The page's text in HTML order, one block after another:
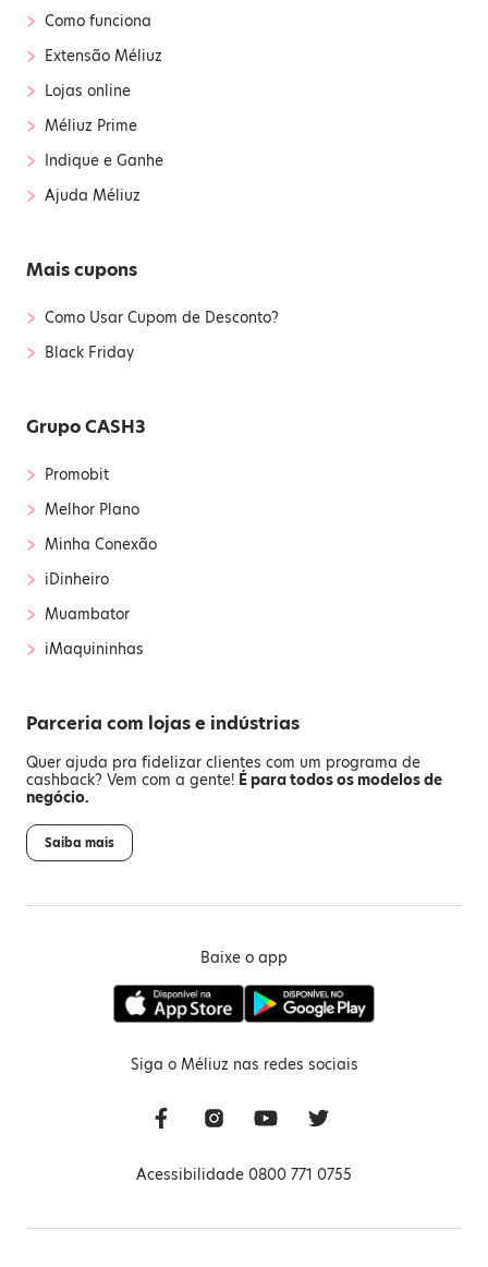
› Como funciona
› Extensão Méliuz
› Lojas online
› Méliuz Prime
› Indique e Ganhe
› Ajuda Méliuz
Mais cupons
› Como Usar Cupom de Desconto?
› Black Friday
Grupo CASH3
› Promobit
› Melhor Plano
› Minha Conexão
› iDinheiro
› Muambator
› iMaquininhas
Parceria com lojas e indústrias
Quer ajuda pra fidelizar clientes com um programa de
cashback? Vem com a gente! É para todos os modelos de
negócio.
Saiba mais
Baixe o app
Siga o Méliuz nas redes sociais
Acessibilidade 0800 771 0755